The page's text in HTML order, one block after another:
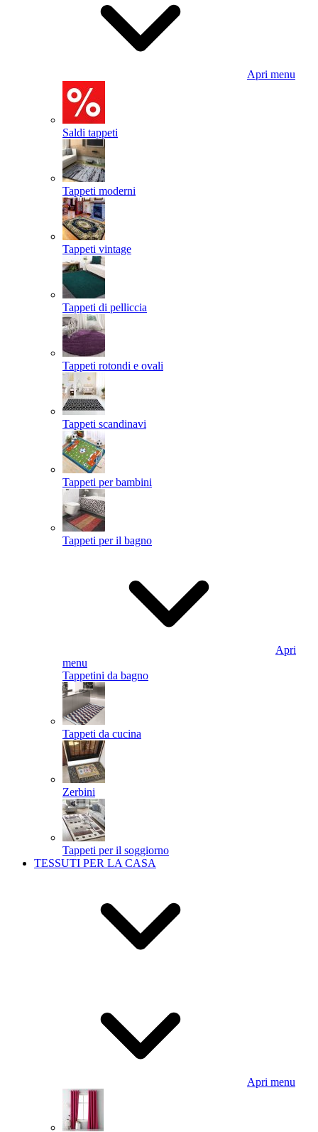
Apri menu
Saldi tappeti
Tappeti moderni
Tappeti vintage
Tappeti di pelliccia
Tappeti rotondi e ovali
Tappeti scandinavi
Tappeti per bambini
Tappeti per il bagno
Apri
menu
Tappetini da bagno
Tappeti da cucina
Zerbini
Tappeti per il soggiorno
TESSUTI PER LA CASA
Apri menu